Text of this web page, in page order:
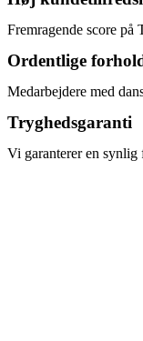
Fremragende score på
Ordentlige
Medarbejdere med
Tryghedsgaranti
Vi garanterer en